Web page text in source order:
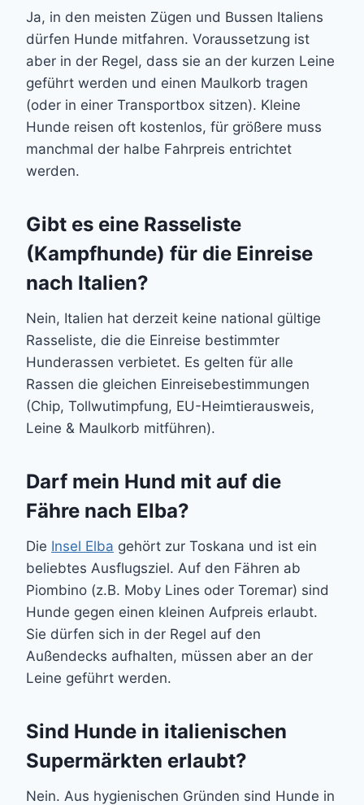
Ja, in den meisten Zügen und Bussen Italiens
dürfen Hunde mitfahren. Voraussetzung ist
aber in der Regel, dass sie an der kurzen Leine
geführt werden und einen Maulkorb tragen
(oder in einer Transportbox sitzen). Kleine
Hunde reisen oft kostenlos, für größere muss
manchmal der halbe Fahrpreis entrichtet
werden.
Gibt es eine Rasseliste
(Kampfhunde) für die Einreise
nach Italien?
Nein, Italien hat derzeit keine national gültige
Rasseliste, die die Einreise bestimmter
Hunderassen verbietet. Es gelten für alle
Rassen die gleichen Einreisebestimmungen
(Chip, Tollwutimpfung, EU-Heimtierausweis,
Leine & Maulkorb mitführen).
Darf mein Hund mit auf die
Fähre nach Elba?
Die Insel Elba gehört zur Toskana und ist ein
beliebtes Ausflugsziel. Auf den Fähren ab
Piombino (z.B. Moby Lines oder Toremar) sind
Hunde gegen einen kleinen Aufpreis erlaubt.
Sie dürfen sich in der Regel auf den
Außendecks aufhalten, müssen aber an der
Leine geführt werden.
Sind Hunde in italienischen
Supermärkten erlaubt?
Nein. Aus hygienischen Gründen sind Hunde in